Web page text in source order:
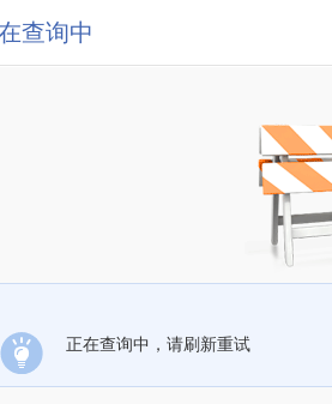
查询中
正在查询中，请刷新重试